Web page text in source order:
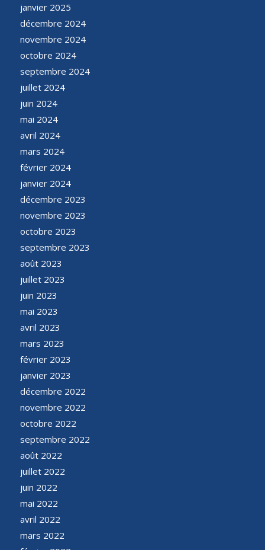
janvier 2025
décembre 2024
novembre 2024
octobre 2024
septembre 2024
juillet 2024
juin 2024
mai 2024
avril 2024
mars 2024
février 2024
janvier 2024
décembre 2023
novembre 2023
octobre 2023
septembre 2023
août 2023
juillet 2023
juin 2023
mai 2023
avril 2023
mars 2023
février 2023
janvier 2023
décembre 2022
novembre 2022
octobre 2022
septembre 2022
août 2022
juillet 2022
juin 2022
mai 2022
avril 2022
mars 2022